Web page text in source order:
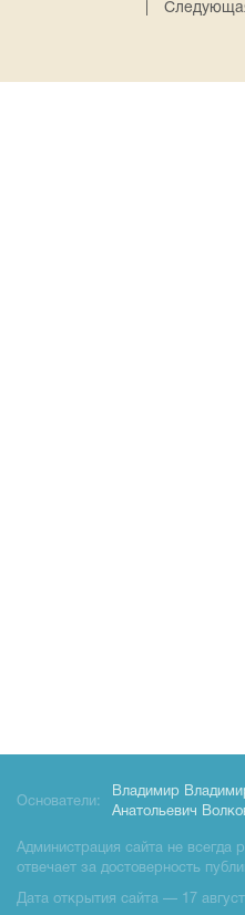
Основатели:
Владимир
Анатольевич
Администрация сайта не всегда
отвечает за достоверность
Дата открытия сайта — 17